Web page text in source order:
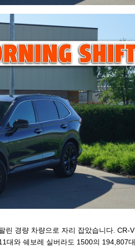
린 경량 차량으로 자리 잡았습니다. CR-V
대와 쉐보레 실버라도 1500의 194,807대